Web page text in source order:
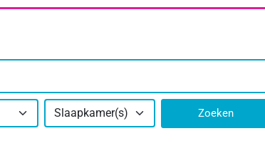
Slaapkamer(s) Zoeken